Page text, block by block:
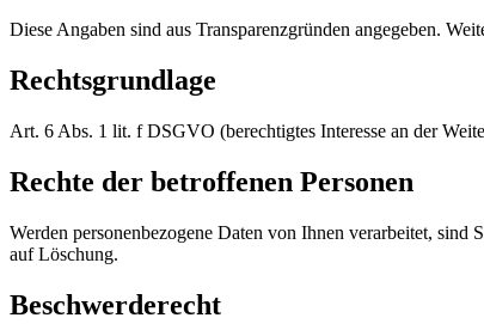
Diese Angaben sind aus Transparenzgründen angegeben.
Rechtsgrundlage
Art. 6 Abs. 1 lit. f DSGVO (berechtigtes Interesse an der
Rechte der betroffenen Personen
Werden personenbezogene Daten von Ihnen verarbeitet,
auf Löschung.
Beschwerderecht